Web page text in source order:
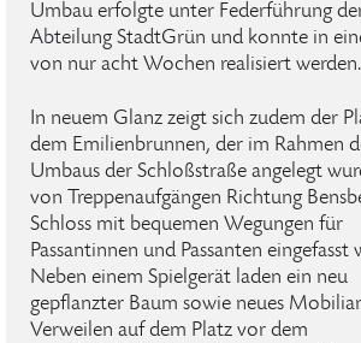
Umbau erfolgte unter Federführung
Abteilung StadtGrün und konnte in
von nur acht Wochen realisiert werden.
In neuem Glanz zeigt sich zudem der
dem Emilienbrunnen, der im Rahmen
Umbaus der Schloßstraße angelegt
von Treppenaufgängen Richtung
Schloss mit bequemen Wegungen für
Passantinnen und Passanten eingefasst
Neben einem Spielgerät laden ein neu
gepflanzter Baum sowie neues
Verweilen auf dem Platz vor dem